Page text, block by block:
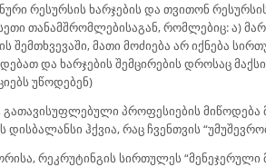
რესურსის ხარჯების და თვითონ
თანამშრომლებისაგან, რომლებიც: ა)
შემთხვევაში, მათი მოძიება არ იქნება
და ხარჯების შემცირების დროსაც
უწოდებენ)
გათავისუფლებული პროფესიების
დისბალანსი ჰქვია, რაც ჩვენთვის
რეკრუტინგის სირთულეს “მენეჯერული